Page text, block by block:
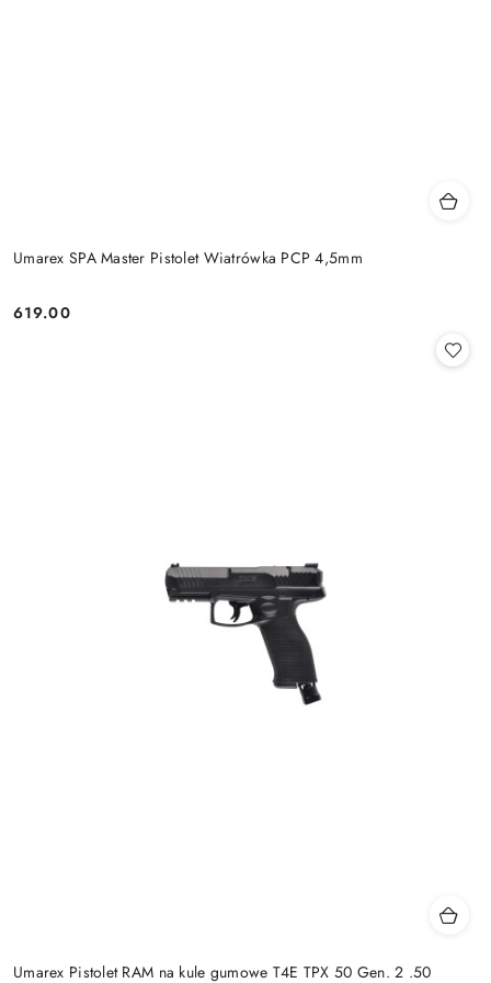
Umarex SPA Master Pistolet Wiatrówka PCP 4,5mm
Cena:
619.00
Umarex Pistolet RAM na kule gumowe T4E TPX 50 Gen. 2 .50